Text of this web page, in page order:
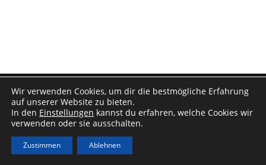
Impressum|Datenschutz
Wir verwenden Cookies, um dir die bestmögliche Erfahrung
auf unserer Website zu bieten.
In den Einstellungen kannst du erfahren, welche Cookies wir
verwenden oder sie ausschalten.
Zustimmen Ablehnen